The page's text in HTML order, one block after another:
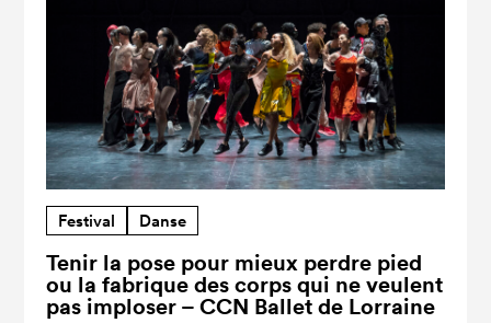
Festival Danse
Tenir la pose pour mieux perdre pied
ou la fabrique des corps qui ne veulent
pas imploser – CCN Ballet de Lorraine